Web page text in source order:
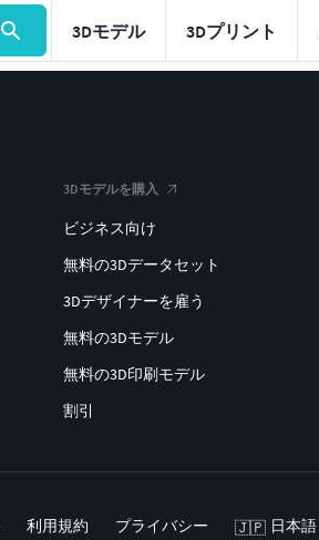
3Dモデル 3Dプリント
3Dモデルを購入
ビジネス向け
無料の3Dデータセット
3Dデザイナーを雇う
無料の3Dモデル
無料の3D印刷モデル
割引
利用規約 プライバシー 🇯🇵 日本語